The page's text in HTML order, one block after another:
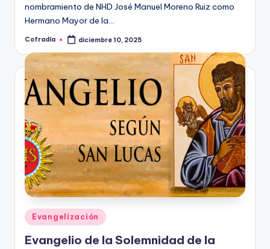
nombramiento de NHD José Manuel Moreno Ruiz como
Hermano Mayor de la…
Publicado
Cofradía diciembre 10, 2025
Publicado
en
Evangelización
Evangelio de la Solemnidad de la